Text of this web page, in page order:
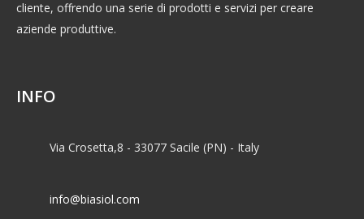
cliente, offrendo una serie di prodotti e servizi per creare
aziende produttive.
INFO
Via Crosetta,8 - 33077 Sacile (PN) - Italy
info@biasiol.com